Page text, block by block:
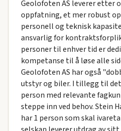
Geolofoten AS leverer etter
oppfatning, et mer robust
personell og teknisk
ansvarlig for
personer til enhver tid er
kompetanse til å løse alle
Geolofoten AS har også
utstyr og biler. I tillegg til
person med relevante
steppe inn ved behov. Stein
har 1 person som skal